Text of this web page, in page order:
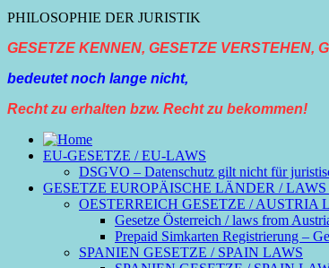
PHILOSOPHIE DER JURISTIK
GESETZE KENNEN, GESETZE VERSTEHEN,
bedeutet noch lange nicht,
Recht zu erhalten bzw. Recht zu bekommen!
EU-GESETZE / EU-LAWS
DSGVO – Datenschutz gilt nicht für
GESETZE EUROPÄISCHE LÄNDER /
OESTERREICH GESETZE / AUSTRIA
Gesetze Österreich / laws from
Prepaid Simkarten Registrierung –
SPANIEN GESETZE / SPAIN LAWS